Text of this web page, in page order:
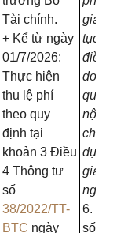
Tài chính.
+ Kể từ ngày
01/7/2026:
Thực hiện
thu lệ phí
theo quy
định tại
khoản 3 Điều
4 Thông tư
số
38/2022/TT-
BTC ngày
giản
tục
điều
doanh
quốc
nội
chính,
dựng,
giao,
ngân
6.
số